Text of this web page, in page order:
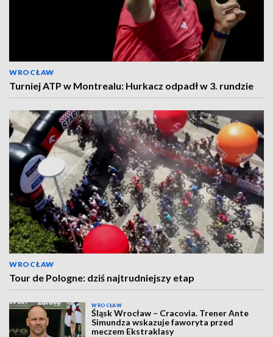
WROCŁAW
Turniej ATP w Montrealu: Hurkacz odpadł w 3. rundzie
WROCŁAW
Tour de Pologne: dziś najtrudniejszy etap
WROCŁAW
Śląsk Wrocław – Cracovia. Trener Ante
Simundza wskazuje faworyta przed
meczem Ekstraklasy